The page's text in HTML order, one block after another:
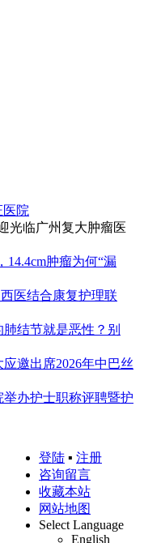
医院
光临广州复大肿瘤医
肿瘤为何“漏
医结合康复护理联
结节就是恶性？别
邀出席2026年中巴丝
举办护士职称评聘暨护
登陆 ▪ 注册
咨询留言
收藏本站
网站地图
Select Language
English